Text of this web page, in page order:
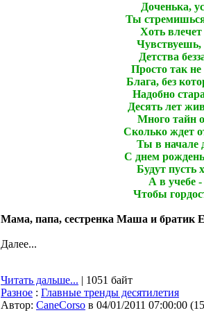
Доченька,
Ты
Хоть
Чувствуешь,
Детства
Просто так не
Блага, без
Надобно
Десять лет
Много тайн
Сколько ждет
Ты в начале
С днем
Будут пусть
А в учебе
Чтобы
Мама, папа, сестренка Маша и братик
Далее...
Читать дальше... | 1051 байт
Разное : Главные тренды десятилетия
Автор: CaneCorso в 04/01/2011 07:00:00 (